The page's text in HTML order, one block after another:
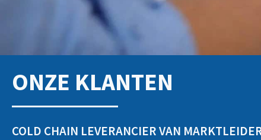
ONZE KLANTEN
COLD CHAIN LEVERANCIER VAN